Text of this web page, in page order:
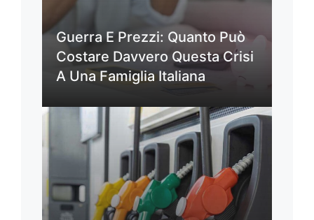
Guerra E Prezzi: Quanto Può
Costare Davvero Questa Crisi
A Una Famiglia Italiana